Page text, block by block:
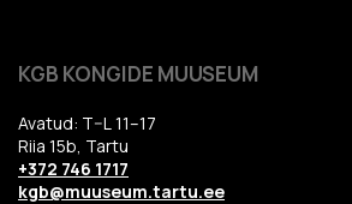
KGB KONGIDE MUUSEUM
Avatud: T–L 11–17
Riia 15b, Tartu
+372 746 1717
kgb@muuseum.tartu.ee